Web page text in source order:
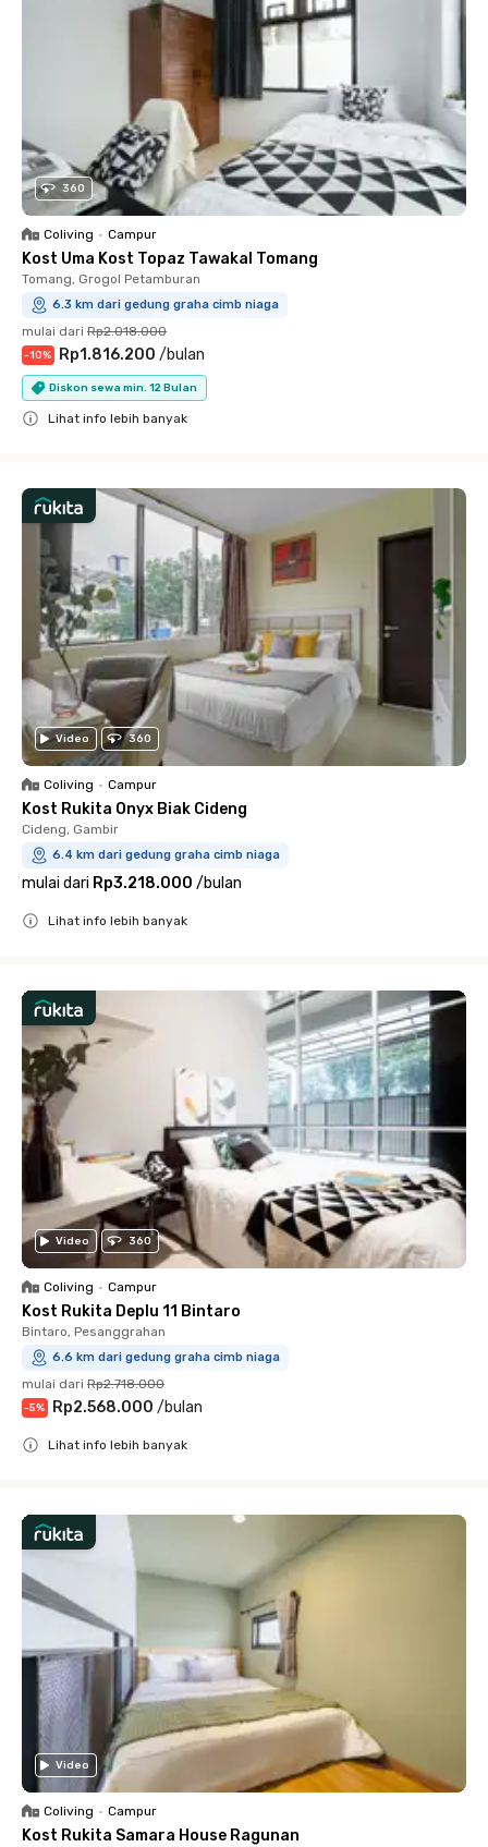
360
Coliving • Campur
Kost Uma Kost Topaz Tawakal Tomang
Tomang, Grogol Petamburan
6.3 km dari gedung graha cimb niaga
mulai dari Rp2.018.000
-10% Rp1.816.200 /bulan
Diskon sewa min. 12 Bulan
Lihat info lebih banyak
Video 360
Coliving • Campur
Kost Rukita Onyx Biak Cideng
Cideng, Gambir
6.4 km dari gedung graha cimb niaga
mulai dari Rp3.218.000 /bulan
Lihat info lebih banyak
Video 360
Coliving • Campur
Kost Rukita Deplu 11 Bintaro
Bintaro, Pesanggrahan
6.6 km dari gedung graha cimb niaga
mulai dari Rp2.718.000
-5% Rp2.568.000 /bulan
Lihat info lebih banyak
Video
Coliving • Campur
Kost Rukita Samara House Ragunan